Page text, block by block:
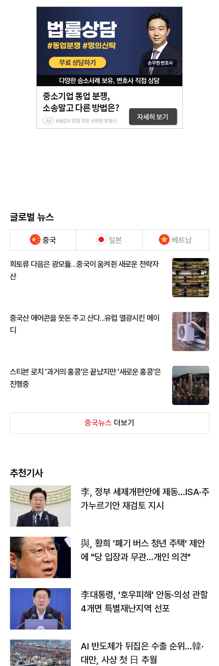
글로벌 뉴스
중국 일본 베트남
희토류 다음은 광모듈…중국이 움켜쥔 새로운 전략자
산
중국산 에어콘을 웃돈 주고 산다...유럽 열광시킨 메이
디
스티븐 로치 '과거의 홍콩'은 끝났지만 '새로운 홍콩'은
진행중
중국뉴스 더보기
추천기사
李, 정부 세제개편안에 제동…ISA·주
가누르기안 재검토 지시
與, 황희 '폐기 버스 청년 주택' 제안
에 "당 입장과 무관…개인 의견"
李대통령, '호우피해' 안동·의성 관할
4개면 특별재난지역 선포
AI 반도체가 뒤집은 수출 순위…韓·
대만, 사상 첫 日 추월